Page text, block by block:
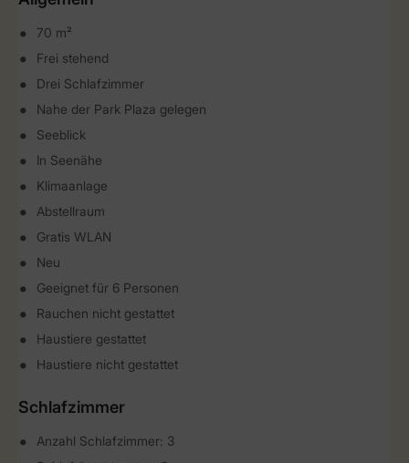
70 m²
Frei stehend
Drei Schlafzimmer
Nahe der Park Plaza gelegen
Seeblick
In Seenähe
Klimaanlage
Abstellraum
Gratis WLAN
Neu
Geeignet für 6 Personen
Rauchen nicht gestattet
Haustiere gestattet
Haustiere nicht gestattet
Schlafzimmer
Anzahl Schlafzimmer: 3